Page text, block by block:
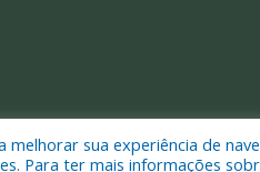
direitos reservados a Prefeitura
melhorar sua experiência de
Para ter mais informações